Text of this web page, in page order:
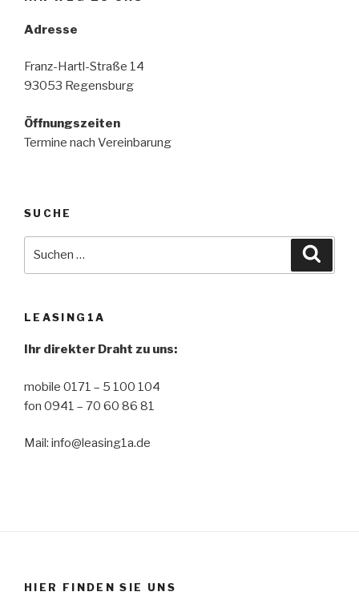
Adresse
Franz-Hartl-Straße 14
93053 Regensburg
Öffnungszeiten
Termine nach Vereinbarung
SUCHE
LEASING1A
Ihr direkter Draht zu uns:
mobile 0171 – 5 100 104
fon 0941 – 70 60 86 81
Mail: info@leasing1a.de
HIER FINDEN SIE UNS